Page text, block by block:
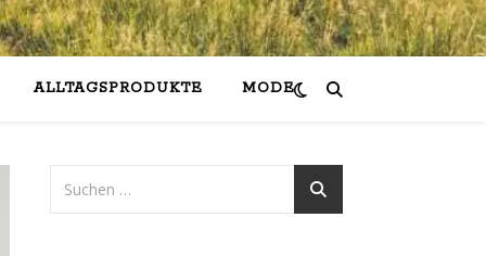
ALLTAGSPRODUKTE MODE